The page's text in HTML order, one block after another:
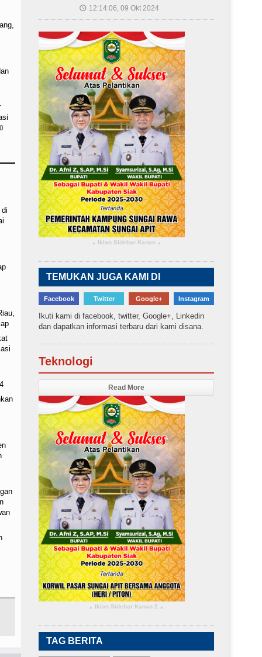
0
🕔 12:14:06, 09 Okt 2024
▴ Iklan Sidebar Kanan ▴
TEMUKAN JUGA KAMI DI
Facebook Twitter Google+ Instagram
Ikuti kami di facebook, twitter, Google+, Linkedin
dan dapatkan informasi terbaru dari kami disana.
Teknologi
Read More
▴ Iklan Sidebar Kanan 2 ▴
TAG BERITA